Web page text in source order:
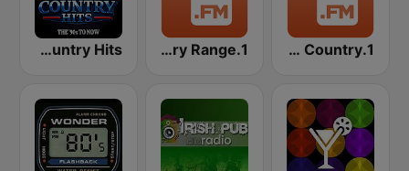
1.FM - Hot Country
1.FM - Country Range
Country Hits